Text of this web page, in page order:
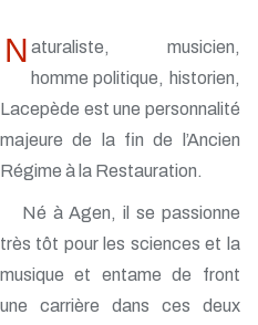
N aturaliste, musicien,
homme politique, historien,
Lacepède est une personnalité
majeure de la fin de l’Ancien
Régime à la Restauration.
Né à Agen, il se passionne
très tôt pour les sciences et la
musique et entame de front
une carrière dans ces deux